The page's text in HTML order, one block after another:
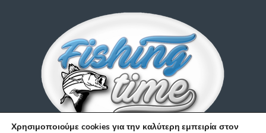
Χρησιμοποιούμε cookies για την καλύτερη εμπειρία στον